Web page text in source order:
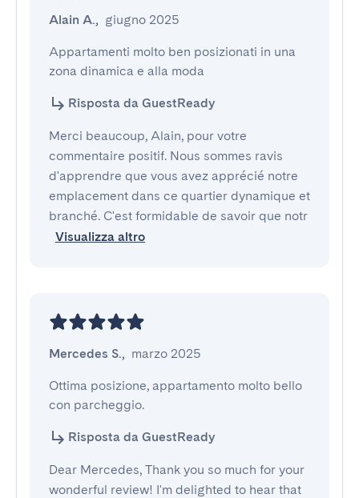
Alain A., giugno 2025
Appartamenti molto ben posizionati in una
zona dinamica e alla moda
Risposta da GuestReady
Merci beaucoup, Alain, pour votre
commentaire positif. Nous sommes ravis
d'apprendre que vous avez apprécié notre
emplacement dans ce quartier dynamique et
branché. C'est formidable de savoir que notr
Visualizza altro
Mercedes S., marzo 2025
Ottima posizione, appartamento molto bello
con parcheggio.
Risposta da GuestReady
Dear Mercedes, Thank you so much for your
wonderful review! I'm delighted to hear that